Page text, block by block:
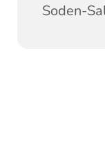
Soden-